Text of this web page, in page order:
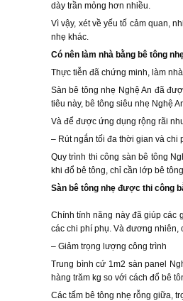
dày trần mỏng hơn nhiều.
Vì vậy, xét về yếu tố cảm quan,
nhẹ khác.
Có nên làm nhà bằng bê tông
Thực tiễn đã chứng minh, làm
Sàn bê tông nhẹ Nghệ An đã
tiêu này, bê tông siêu nhẹ Nghệ
Và để được ứng dụng rộng rãi
– Rút ngắn tối đa thời gian và chi
Quy trình thi công sàn bê tông
khi đổ bê tông, chỉ cần lớp bê
Sàn bê tông nhẹ được thi công
Chính tính năng này đã giúp các
các chi phí phụ. Và đương nhiên,
– Giảm trọng lượng công trình
Trung bình cứ 1m2 sàn panel
hàng trăm kg so với cách đổ bê
Các tấm bê tông nhẹ rỗng giữa,